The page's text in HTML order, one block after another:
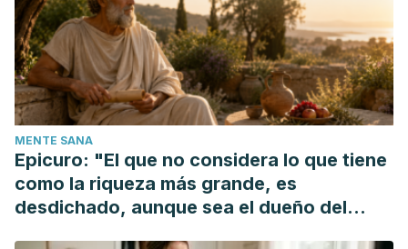
MENTE SANA
Epicuro: "El que no considera lo que tiene
como la riqueza más grande, es
desdichado, aunque sea el dueño del